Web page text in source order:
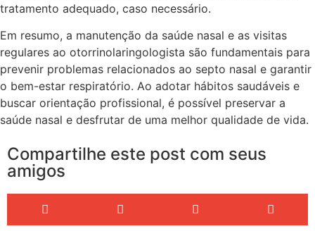
tratamento adequado, caso necessário.
Em resumo, a manutenção da saúde nasal e as visitas
regulares ao otorrinolaringologista são fundamentais para
prevenir problemas relacionados ao septo nasal e garantir
o bem-estar respiratório. Ao adotar hábitos saudáveis e
buscar orientação profissional, é possível preservar a
saúde nasal e desfrutar de uma melhor qualidade de vida.
Compartilhe este post com seus
amigos